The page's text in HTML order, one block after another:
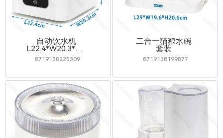
自动饮水机
L22.4*W20.3*H22.5cm
4L
8719138225309
二合一猫粮水碗
套装
8719138199877